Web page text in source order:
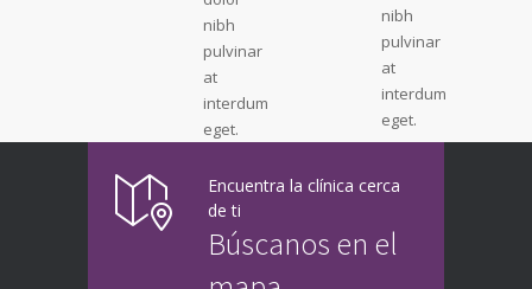
nibh
pulvinar
at
interdum
eget.
nibh
pulvinar
at
interdum
eget.
Encuentra la clínica cerca
de ti
Búscanos en el